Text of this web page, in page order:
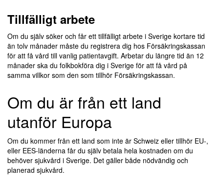
Tillfälligt arbete
Om du själv söker och får ett tillfälligt arbete i Sverige kortare tid
än tolv månader måste du registrera dig hos Försäkringskassan
för att få vård till vanlig patientavgift. Arbetar du längre tid än 12
månader ska du folkbokföra dig i Sverige för att få vård på
samma villkor som den som tillhör Försäkringskassan.
Om du är från ett land
utanför Europa
Om du kommer från ett land som inte är Schweiz eller tillhör EU-,
eller EES-länderna får du själv betala hela kostnaden om du
behöver sjukvård i Sverige. Det gäller både nödvändig och
planerad sjukvård.